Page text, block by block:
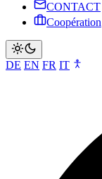
CONTACT
Coopération
DE EN FR IT